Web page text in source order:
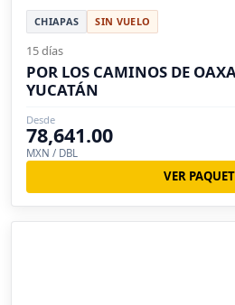
CHIAPAS SIN VUELO
15 días
POR LOS CAMINOS DE
YUCATÁN
Desde
78,641.00
MXN / DBL
VER